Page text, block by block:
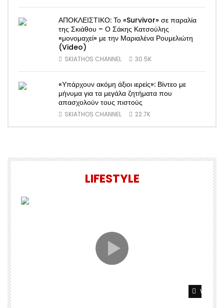
ΑΠΟΚΛΕΙΣΤΙΚΟ: Το «Survivor» σε παραλία
της Σκιάθου – Ο Σάκης Κατσούλης
«μονομαχεί» με την Μαριαλένα Ρουμελιώτη
(Video)
SKIATHOS CHANNEL 30.5K
«Υπάρχουν ακόμη άξιοι ιερείς»: Βίντεο με
μήνυμα για τα μεγάλα ζητήματα που
απασχολούν τους πιστούς
SKIATHOS CHANNEL 22.7K
LIFESTYLE
Watch